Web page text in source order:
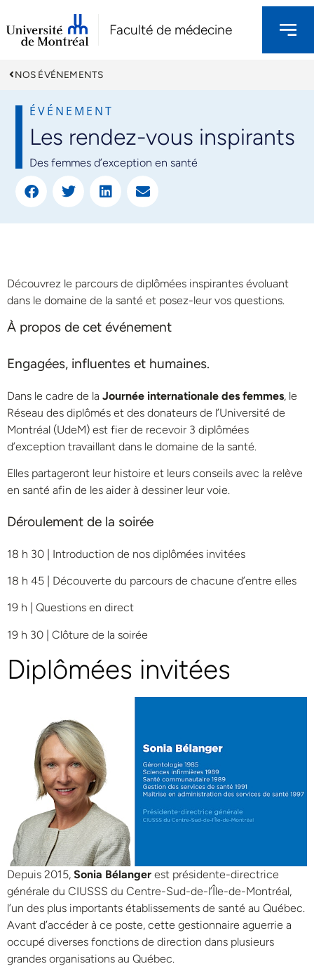
Faculté de médecine
NOS ÉVÉNEMENTS
ÉVÉNEMENT
Les rendez-vous inspirants
Des femmes d’exception en santé
Découvrez le parcours de diplômées inspirantes évoluant
dans le domaine de la santé et posez-leur vos questions.
À propos de cet événement
Engagées, influentes et humaines.
Dans le cadre de la Journée internationale des femmes, le
Réseau des diplômés et des donateurs de l’Université de
Montréal (UdeM) est fier de recevoir 3 diplômées
d’exception travaillant dans le domaine de la santé.
Elles partageront leur histoire et leurs conseils avec la relève
en santé afin de les aider à dessiner leur voie.
Déroulement de la soirée
18 h 30 | Introduction de nos diplômées invitées
18 h 45 | Découverte du parcours de chacune d’entre elles
19 h | Questions en direct
19 h 30 | Clôture de la soirée
Diplômées invitées
Depuis 2015, Sonia Bélanger est présidente-directrice
générale du CIUSSS du Centre-Sud-de-l’Île-de-Montréal,
l’un des plus importants établissements de santé au Québec.
Avant d’accéder à ce poste, cette gestionnaire aguerrie a
occupé diverses fonctions de direction dans plusieurs
grandes organisations au Québec.